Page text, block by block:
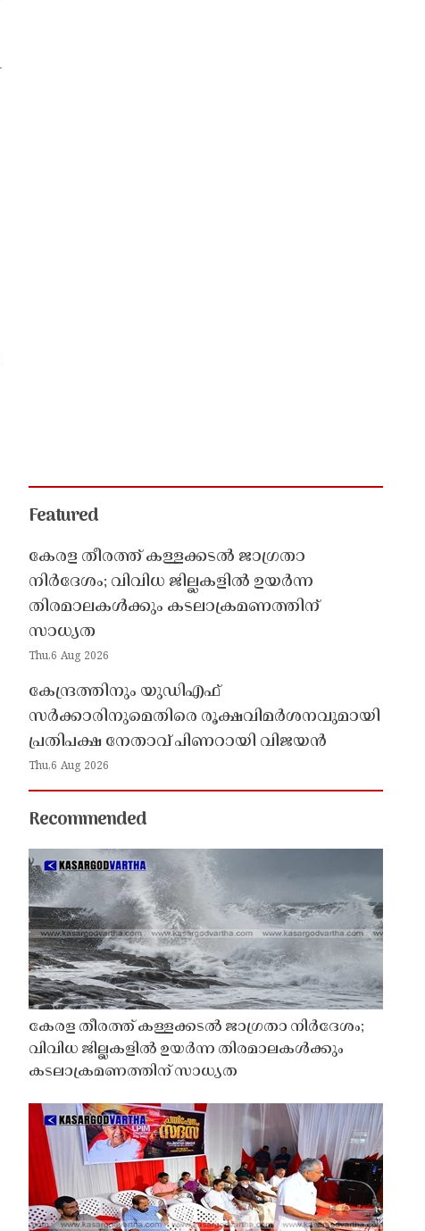
Featured
കേരള തീരത്ത് കള്ളക്കടൽ ജാഗ്രതാ
നിർദേശം; വിവിധ ജില്ലകളിൽ ഉയർന്ന
തിരമാലകൾക്കും കടലാക്രമണത്തിന്
സാധ്യത
Thu,6 Aug 2026
കേന്ദ്രത്തിനും യുഡിഎഫ്
സർക്കാരിനുമെതിരെ രൂക്ഷവിമർശനവുമായി
പ്രതിപക്ഷ നേതാവ് പിണറായി വിജയൻ
Thu,6 Aug 2026
Recommended
കേരള തീരത്ത് കള്ളക്കടൽ ജാഗ്രതാ നിർദേശം;
വിവിധ ജില്ലകളിൽ ഉയർന്ന തിരമാലകൾക്കും
കടലാക്രമണത്തിന് സാധ്യത